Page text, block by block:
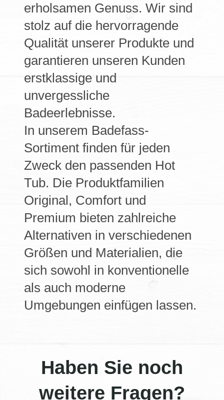
erholsamen Genuss. Wir sind
stolz auf die hervorragende
Qualität unserer Produkte und
garantieren unseren Kunden
erstklassige und
unvergessliche
Badeerlebnisse.
In unserem Badefass-
Sortiment finden für jeden
Zweck den passenden Hot
Tub. Die Produktfamilien
Original, Comfort und
Premium bieten zahlreiche
Alternativen in verschiedenen
Größen und Materialien, die
sich sowohl in konventionelle
als auch moderne
Umgebungen einfügen lassen.
Haben Sie noch
weitere Fragen?